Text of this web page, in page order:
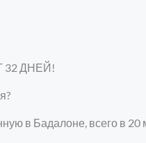
ДНЕЙ!
в Бадалоне, всего в